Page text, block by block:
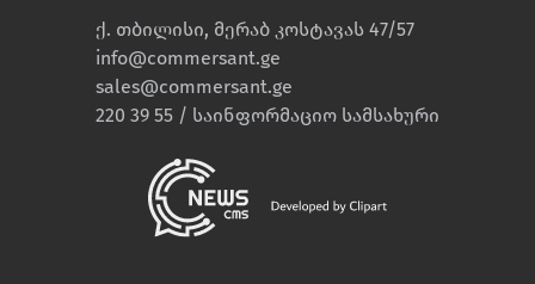
ქ. თბილისი, მერაბ კოსტავას 47/57
info@commersant.ge
sales@commersant.ge
220 39 55 / საინფორმაციო სამსახური